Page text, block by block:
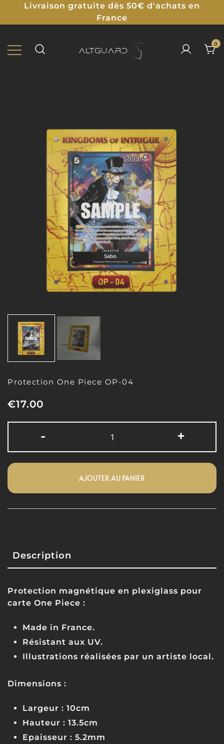
Livraison gratuite dès 50€ d'achats en
France
0
Protection One Piece OP-04
€17.00
- +
AJOUTER AU PANIER
Description
Protection magnétique en plexiglass pour
carte One Piece :
Made in France.
Résistant aux UV.
Illustrations réalisées par un artiste local.
Dimensions :
Largeur : 10cm
Hauteur : 13.5cm
Epaisseur : 5.2mm